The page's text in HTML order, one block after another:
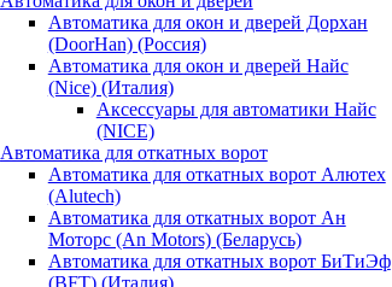
Автоматика для окон и дверей Дорхан
(DoorHan) (Россия)
Автоматика для окон и дверей Найс
(Nice) (Италия)
Аксессуары для автоматики Найс
(NICE)
Автоматика для откатных ворот
Автоматика для откатных ворот Алютех
(Alutech)
Автоматика для откатных ворот Ан
Моторс (An Motors) (Беларусь)
Автоматика для откатных ворот БиТиЭф
(BFT) (Италия)